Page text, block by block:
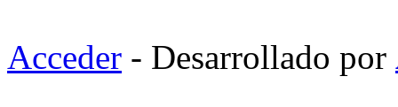
Acceder - Desarrollado por